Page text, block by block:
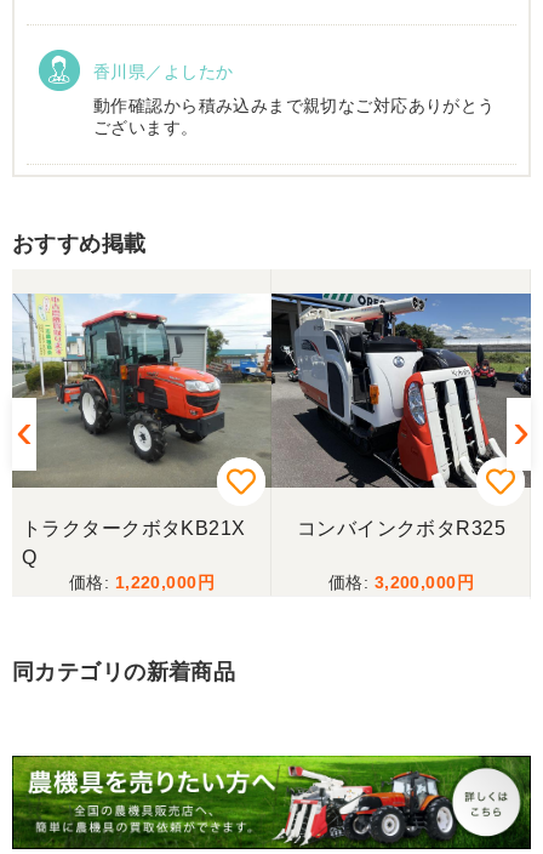
香川県／よしたか
動作確認から積み込みまで親切なご対応ありがとう
ございます。
リピート購入させて頂きました。 ありがとうござい
香川県／井上
とても良くしてもらいました。また購入したいと思
います。
香川県／西川忠洋
丁寧な対応をしていただき計量選別機を無事持ち帰
けることが出来て大満足です。リンスクさんありが
械の説明をしていただき感謝しています。 そして、
この度無事に稲刈りを行い、終了しました。 農機リ
ンクスさん、ありがとうございました。
おすすめ掲載
トラクタークボタKB21X
Q
1,220,000
コンバインクボタR325
3,200,000
同カテゴリの新着商品